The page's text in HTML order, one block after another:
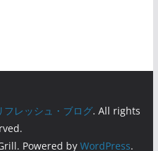
フレッシュ・ブログ. All rights
Powered by WordPress.